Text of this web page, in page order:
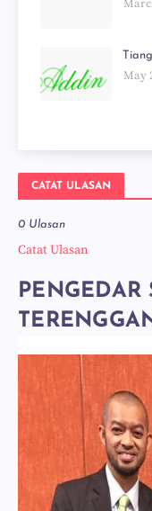
May
CATAT ULASAN
0 Ulasan
Catat Ulasan